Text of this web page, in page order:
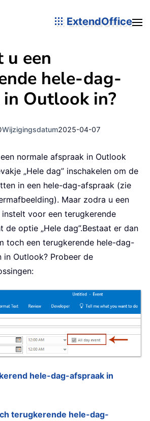
ExtendOffice
u een
hele-dag-
Outlook in?
Wijzigingsdatum2025-04-07
normale afspraak in Outlook
„Hele dag” inschakelen om de
in een hele-dag-afspraak (zie
Maar zodra u een
voor een terugkerende
optie „Hele dag”.Bestaat er dan
toch een terugkerende hele-dag-
in Outlook? Probeer de
hele-dag-afspraak in
terugkerende hele-dag-